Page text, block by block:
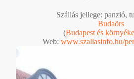
Szállás jellege: panzió,
Budaörs
(Budapest és környéke
Web: www.szallasinfo.hu/